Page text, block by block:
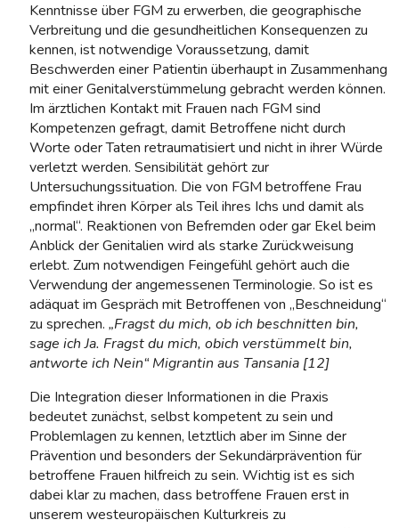
Kenntnisse über FGM zu erwerben, die geographische
Verbreitung und die gesundheitlichen Konsequenzen zu
kennen, ist notwendige Voraussetzung, damit
Beschwerden einer Patientin überhaupt in Zusammenhang
mit einer Genitalverstümmelung gebracht werden können.
Im ärztlichen Kontakt mit Frauen nach FGM sind
Kompetenzen gefragt, damit Betroffene nicht durch
Worte oder Taten retraumatisiert und nicht in ihrer Würde
verletzt werden. Sensibilität gehört zur
Untersuchungssituation. Die von FGM betroffene Frau
empfindet ihren Körper als Teil ihres Ichs und damit als
„normal“. Reaktionen von Befremden oder gar Ekel beim
Anblick der Genitalien wird als starke Zurückweisung
erlebt. Zum notwendigen Feingefühl gehört auch die
Verwendung der angemessenen Terminologie. So ist es
adäquat im Gespräch mit Betroffenen von „Beschneidung“
zu sprechen. „Fragst du mich, ob ich beschnitten bin,
sage ich Ja. Fragst du mich, obich verstümmelt bin,
antworte ich Nein“ Migrantin aus Tansania [12]
Die Integration dieser Informationen in die Praxis
bedeutet zunächst, selbst kompetent zu sein und
Problemlagen zu kennen, letztlich aber im Sinne der
Prävention und besonders der Sekundärprävention für
betroffene Frauen hilfreich zu sein. Wichtig ist es sich
dabei klar zu machen, dass betroffene Frauen erst in
unserem westeuropäischen Kulturkreis zu